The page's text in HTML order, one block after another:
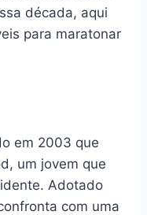
década, aqui
para maratonar
em 2003 que
um jovem que
Adotado
com uma